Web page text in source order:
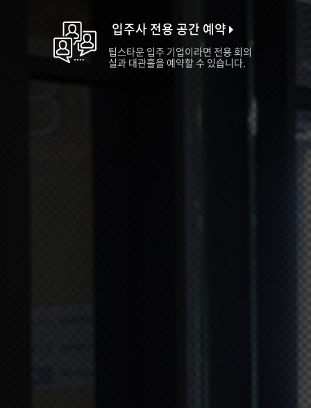
입주사 전용 공간 예약
팁스타운 입주 기업이라면 전용 회의
실과 대관홀을 예약할 수 있습니다.